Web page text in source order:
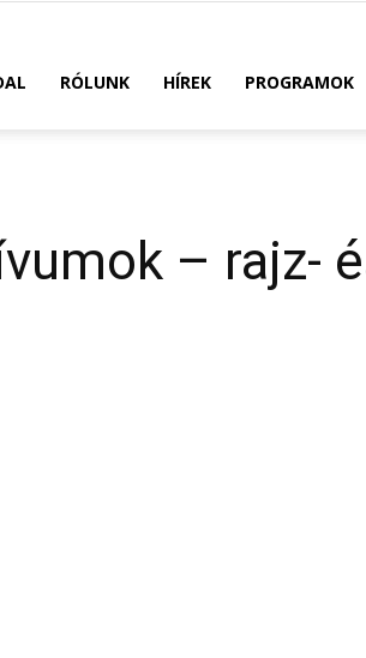
RÓLUNK HÍREK PROGRAMOK
– rajz-